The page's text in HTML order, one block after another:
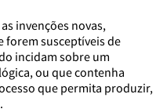
invenções novas,
forem susceptíveis de
incidam sobre um
ou que contenha
que permita produzir,